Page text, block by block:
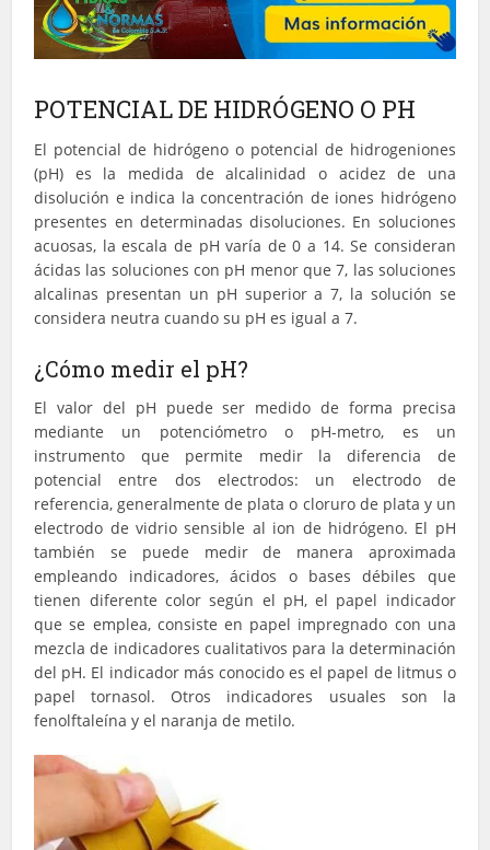
POTENCIAL DE HIDRÓGENO O PH
El potencial de hidrógeno o potencial de hidrogeniones
(pH) es la medida de alcalinidad o acidez de una
disolución e indica la concentración de iones hidrógeno
presentes en determinadas disoluciones.​ En soluciones
acuosas, la escala de pH varía de 0 a 14. Se consideran
ácidas las soluciones con pH menor que 7, las soluciones
alcalinas presentan un pH superior a 7, la solución se
considera neutra cuando su pH es igual a 7.
¿Cómo medir el pH?
El valor del pH puede ser medido de forma precisa
mediante un potenciómetro o pH-metro, es un
instrumento que permite medir la diferencia de
potencial entre dos electrodos: un electrodo de
referencia, generalmente de plata o cloruro de plata y un
electrodo de vidrio sensible al ion de hidrógeno. El pH
también se puede medir de manera aproximada
empleando indicadores, ácidos o bases débiles que
tienen diferente color según el pH, el papel indicador
que se emplea, consiste en papel impregnado con una
mezcla de indicadores cualitativos para la determinación
del pH. El indicador más conocido es el papel de litmus o
papel tornasol. Otros indicadores usuales son la
fenolftaleína y el naranja de metilo.